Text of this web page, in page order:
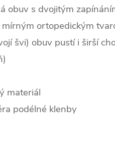
obuv s dvojitým
ortopedickým
švi) obuv pustí i širší
materiál
podélné klenby